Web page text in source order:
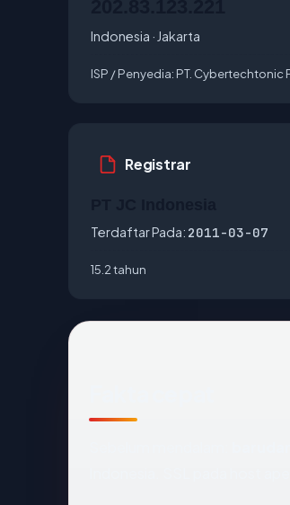
Indonesia · Jakarta
ISP / Penyedia: PT. Cybertechtonic
Registrar
Terdaftar Pada: 2011-03-07
15.2 tahun